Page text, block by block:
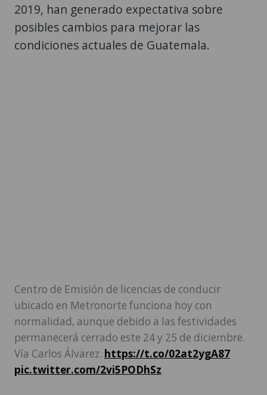
2019, han generado expectativa sobre
posibles cambios para mejorar las
condiciones actuales de Guatemala.
Centro de Emisión de licencias de conducir
ubicado en Metronorte funciona hoy con
normalidad, aunque debido a las festividades
permanecerá cerrado este 24 y 25 de diciembre.
Vía Carlos Álvarez. https://t.co/02at2ygA87
pic.twitter.com/2vi5PODhSz